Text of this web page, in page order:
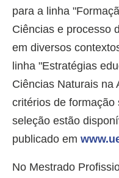
para a linha
Ciências e processo
em diversos
linha "Estratégias
Ciências Naturais na
critérios de
seleção estão
publicado em
No Mestrado